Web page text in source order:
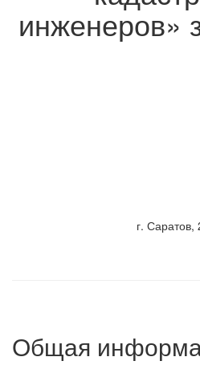
инженеров»
г. Саратов,
Общая